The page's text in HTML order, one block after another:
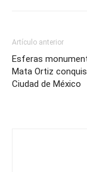
Artículo anterior
Esferas
Mata Ortiz
Ciudad de México